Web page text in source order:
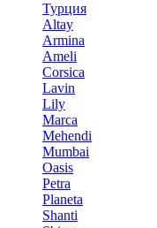
Турция
Altay
Armina
Ameli
Corsica
Lavin
Lily
Marca
Mehendi
Mumbai
Oasis
Petra
Planeta
Shanti